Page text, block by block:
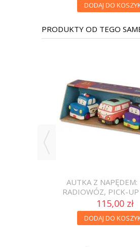
DODAJ DO
PRODUKTY OD TEGO
AUTKA Z NAPĘDEM:
RADIOWÓZ, PICK-
115,00 zł
DODAJ DO